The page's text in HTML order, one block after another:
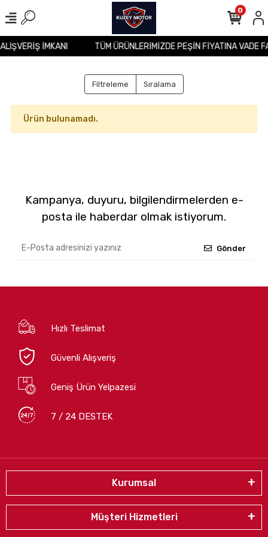
İMKANI TÜM ÜRÜNLERİMİZDE PEŞİN FİYATINA VADE
0
Filtreleme Sıralama
Ürün bulunamadı.
Kampanya, duyuru, bilgilendirmelerden e-
posta ile haberdar olmak istiyorum.
Gönder
Hızlı Teslimat
Güvenli Alışveriş
Geniş Ürün Yelpazesi
7 / 24 DESTEK
Kurumsal
Müşteri Hizmetleri